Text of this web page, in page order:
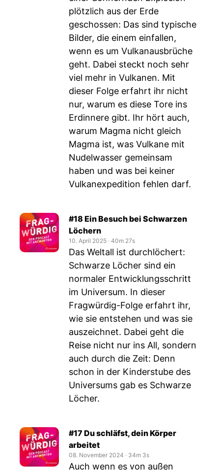
plötzlich aus der Erde
geschossen: Das sind typische
Bilder, die einem einfallen,
wenn es um Vulkanausbrüche
geht. Dabei steckt noch sehr
viel mehr in Vulkanen. Mit
dieser Folge erfahrt ihr nicht
nur, warum es diese Tore ins
Erdinnere gibt. Ihr hört auch,
warum Magma nicht gleich
Magma ist, was Vulkane mit
Nudelwasser gemeinsam
haben und was bei keiner
Vulkanexpedition fehlen darf.
#18 Ein Besuch bei Schwarzen
Löchern
10. April 2025 ‧ 40m 27s
Das Weltall ist durchlöchert:
Schwarze Löcher sind ein
normaler Entwicklungsschritt
im Universum. In dieser
Fragwürdig-Folge erfahrt ihr,
wie sie entstehen und was sie
auszeichnet. Dabei geht die
Reise nicht nur ins All, sondern
auch durch die Zeit: Denn
schon in der Kinderstube des
Universums gab es Schwarze
Löcher.
#17 Du schläfst, dein Körper
arbeitet
08. November 2024 ‧ 34m 3s
Auch wenn es von außen